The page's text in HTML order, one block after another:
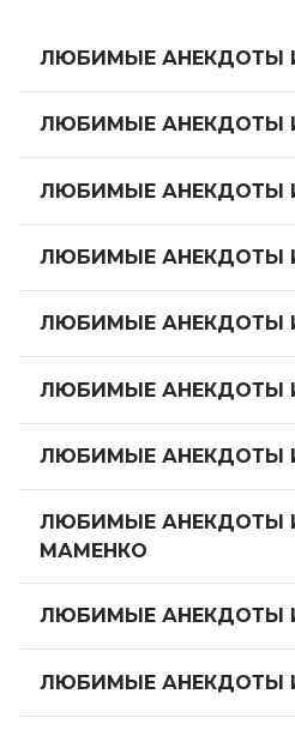
ЛЮБИМЫЕ АНЕКДОТЫ
ЛЮБИМЫЕ АНЕКДОТЫ
ЛЮБИМЫЕ АНЕКДОТЫ
ЛЮБИМЫЕ АНЕКДОТЫ
ЛЮБИМЫЕ АНЕКДОТЫ
ЛЮБИМЫЕ АНЕКДОТЫ
ЛЮБИМЫЕ АНЕКДОТЫ
ЛЮБИМЫЕ АНЕКДОТЫ
МАМЕНКО
ЛЮБИМЫЕ АНЕКДОТЫ
ЛЮБИМЫЕ АНЕКДОТЫ